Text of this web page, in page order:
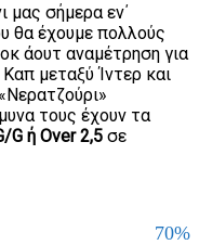
μας σήμερα εν΄
θα έχουμε πολλούς
άουτ αναμέτρηση για
μεταξύ Ίντερ και
τους έχουν τα
G ή Οver 2,5 σε
70%